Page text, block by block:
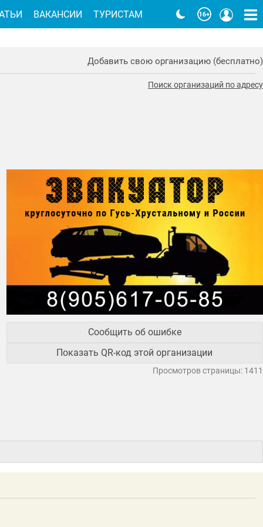
Добавить свою организацию (бесплатно)
Поиск организаций по адресу
Сообщить об ошибке
Показать QR-код этой организации
Просмотров страницы: 1411
ВАКАНСИИ ТУРИСТАМ